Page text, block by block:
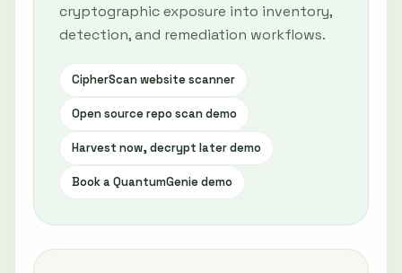
cryptographic exposure into inventory,
detection, and remediation workflows.
CipherScan website scanner
Open source repo scan demo
Harvest now, decrypt later demo
Book a QuantumGenie demo